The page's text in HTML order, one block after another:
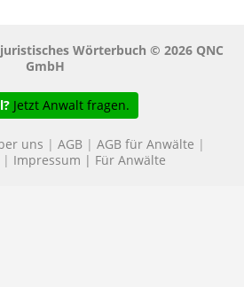
Wörterbuch © 2026 QNC
GmbH
Jetzt Anwalt fragen.
uns | AGB | AGB für Anwälte |
| Impressum | Für Anwälte